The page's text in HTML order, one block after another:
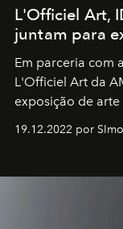
L'Officiel Art,
juntam para
Em parceria com a
L'Officiel Art da
exposição de
19.12.2022 por